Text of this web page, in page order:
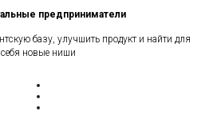
предприниматели
базу, улучшить продукт и найти для
себя новые ниши